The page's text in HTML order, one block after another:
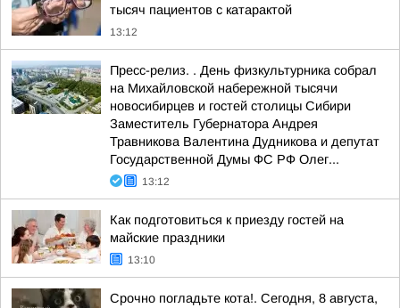
тысяч пациентов с катарактой
13:12
Пресс-релиз. . День физкультурника собрал
на Михайловской набережной тысячи
новосибирцев и гостей столицы Сибири
Заместитель Губернатора Андрея
Травникова Валентина Дудникова и депутат
Государственной Думы ФС РФ Олег...
13:12
Как подготовиться к приезду гостей на
майские праздники
13:10
Срочно погладьте кота!. Сегодня, 8 августа,